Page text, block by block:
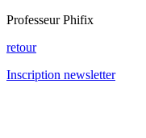
Professeur Phifix
retour
Inscription newsletter